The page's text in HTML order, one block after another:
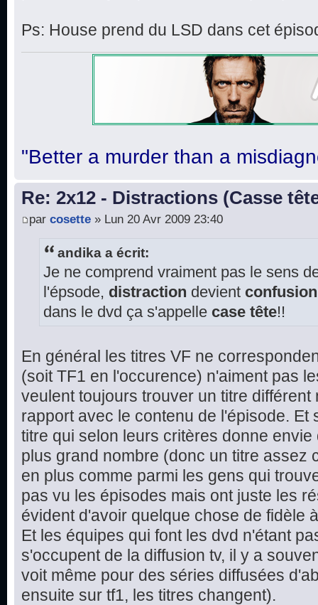
Ps: House prend du LSD dans cet
"Better a murder than a
Re: 2x12 - Distractions (Casse
par cosette » Lun 20 Avr 2009 23:40
andika a écrit:
Je ne comprend vraiment pas le sens
l'épsode, distraction devient
dans le dvd ça s'appelle case tête!!
En général les titres VF ne
(soit TF1 en l'occurence) n'aiment pas
veulent toujours trouver un titre différent
rapport avec le contenu de l'épisode. Et
titre qui selon leurs critères donne
plus grand nombre (donc un titre assez
en plus comme parmi les gens qui
pas vu les épisodes mais ont juste les
évident d'avoir quelque chose de fidèle
Et les équipes qui font les dvd n'étant
s'occupent de la diffusion tv, il y a
voit même pour des séries diffusées
ensuite sur tf1, les titres changent).